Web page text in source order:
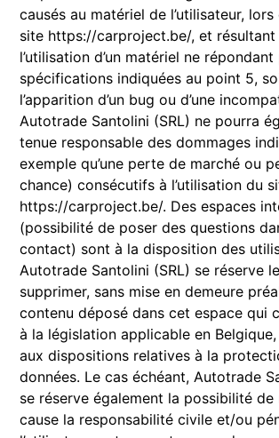
causés au matériel de l’utilisateur, lors
site https://carproject.be/, et
l’utilisation d’un matériel ne répondant
spécifications indiquées au point 5,
l’apparition d’un bug ou d’une
Autotrade Santolini (SRL) ne pourra
tenue responsable des dommages
exemple qu’une perte de marché ou
chance) consécutifs à l’utilisation du
https://carproject.be/. Des espaces
(possibilité de poser des questions
contact) sont à la disposition des
Autotrade Santolini (SRL) se réserve
supprimer, sans mise en demeure
contenu déposé dans cet espace qui
à la législation applicable en
aux dispositions relatives à la
données. Le cas échéant, Autotrade
se réserve également la possibilité de
cause la responsabilité civile et/ou